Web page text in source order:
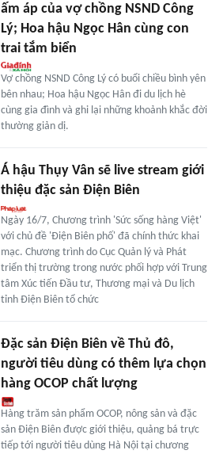
ấm áp của vợ chồng NSND Công
Lý; Hoa hậu Ngọc Hân cùng con
trai tắm biển
Vợ chồng NSND Công Lý có buổi chiều bình yên
bên nhau; Hoa hậu Ngọc Hân đi du lịch hè
cùng gia đình và ghi lại những khoảnh khắc đời
thường giản dị.
Á hậu Thụy Vân sẽ live stream giới
thiệu đặc sản Điện Biên
Ngày 16/7, Chương trình 'Sức sống hàng Việt'
với chủ đề 'Điện Biên phố' đã chính thức khai
mạc. Chương trình do Cục Quản lý và Phát
triển thị trường trong nước phối hợp với Trung
tâm Xúc tiến Đầu tư, Thương mại và Du lịch
tỉnh Điện Biên tổ chức
Đặc sản Điện Biên về Thủ đô,
người tiêu dùng có thêm lựa chọn
hàng OCOP chất lượng
Hàng trăm sản phẩm OCOP, nông sản và đặc
sản Điện Biên được giới thiệu, quảng bá trực
tiếp tới người tiêu dùng Hà Nội tại chương